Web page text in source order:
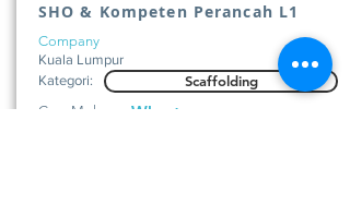
SHO & Kompeten Perancah L1
Company
Kuala Lumpur
Kategori:
Scaffolding
Cara Mohon: Whastapp